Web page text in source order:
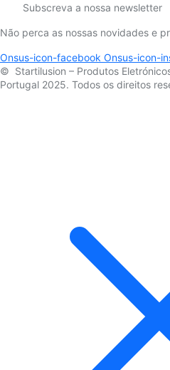
Subscreva a nossa newsletter
Não perca as nossas novidades e
Onsus-icon-facebook Onsus-icon-
© Startilusion – Produtos
Portugal 2025. Todos os direitos